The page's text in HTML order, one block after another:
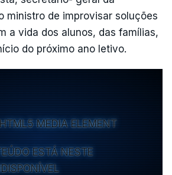
ministro de improvisar soluções
a vida dos alunos, das famílias,
do próximo ano letivo.
MEDIA ELEMENT
ESTÁ NESTE